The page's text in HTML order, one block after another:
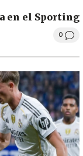
en el Sporting
0